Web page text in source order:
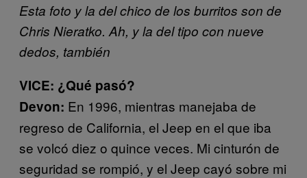
Esta foto y la del chico de los burritos son de
Chris Nieratko. Ah, y la del tipo con nueve
dedos, también
VICE: ¿Qué pasó?
Devon: En 1996, mientras manejaba de
regreso de California, el Jeep en el que iba
se volcó diez o quince veces. Mi cinturón de
seguridad se rompió, y el Jeep cayó sobre mi